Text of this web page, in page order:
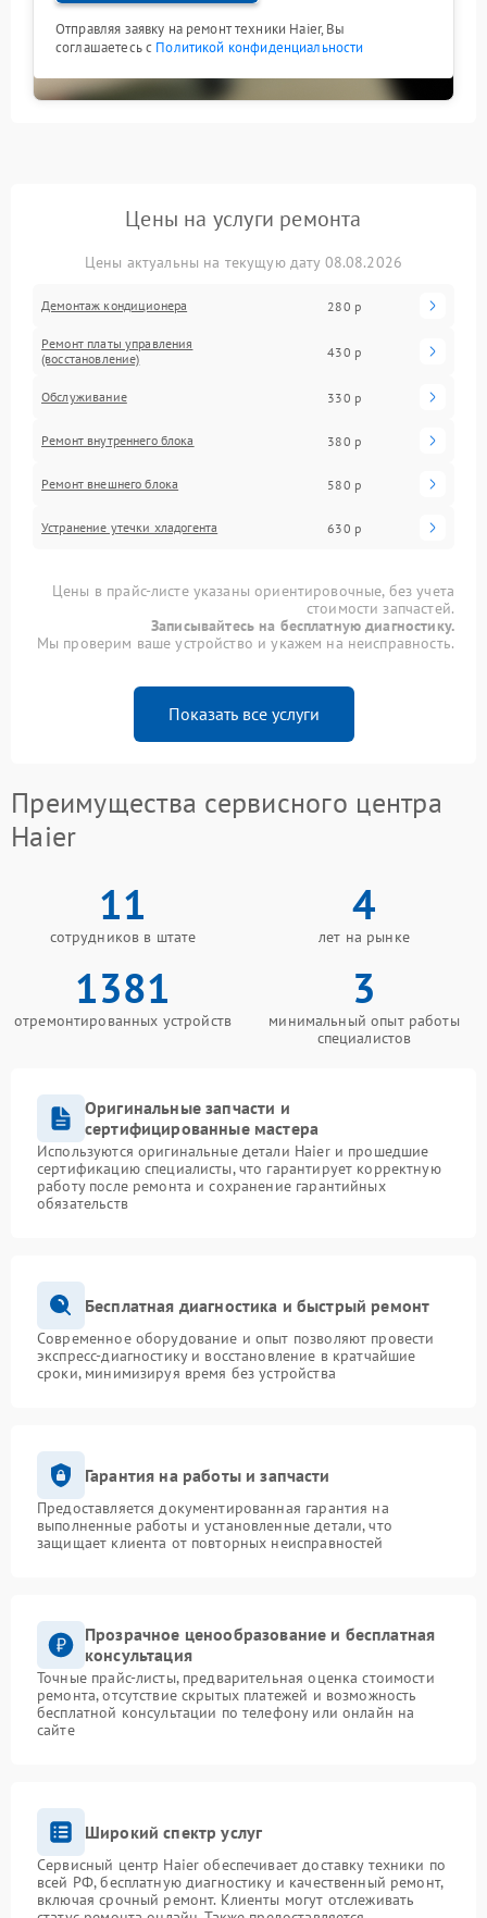
Отправляя заявку на ремонт техники Haier, Вы
соглашаетесь с Политикой конфиденциальности
Цены на услуги ремонта
Цены актуальны на текущую дату 08.08.2026
Демонтаж кондиционера 280 р
Ремонт платы управления
(восстановление)
430 р
Обслуживание 330 р
Ремонт внутреннего блока 380 р
Ремонт внешнего блока 580 р
Устранение утечки хладогента 630 р
Цены в прайс-листе указаны ориентировочные, без учета
стоимости запчастей.
Записывайтесь на бесплатную диагностику.
Мы проверим ваше устройство и укажем на неисправность.
Показать все услуги
Преимущества сервисного центра
Haier
11
сотрудников в штате
4
лет на рынке
1381
отремонтированных устройств
3
минимальный опыт работы
специалистов
Оригинальные запчасти и
сертифицированные мастера
Используются оригинальные детали Haier и прошедшие
сертификацию специалисты, что гарантирует корректную
работу после ремонта и сохранение гарантийных
обязательств
Бесплатная диагностика и быстрый ремонт
Современное оборудование и опыт позволяют провести
экспресс-диагностику и восстановление в кратчайшие
сроки, минимизируя время без устройства
Гарантия на работы и запчасти
Предоставляется документированная гарантия на
выполненные работы и установленные детали, что
защищает клиента от повторных неисправностей
Прозрачное ценообразование и бесплатная
консультация
Точные прайс-листы, предварительная оценка стоимости
ремонта, отсутствие скрытых платежей и возможность
бесплатной консультации по телефону или онлайн на
сайте
Широкий спектр услуг
Сервисный центр Haier обеспечивает доставку техники по
всей РФ, бесплатную диагностику и качественный ремонт,
включая срочный ремонт. Клиенты могут отслеживать